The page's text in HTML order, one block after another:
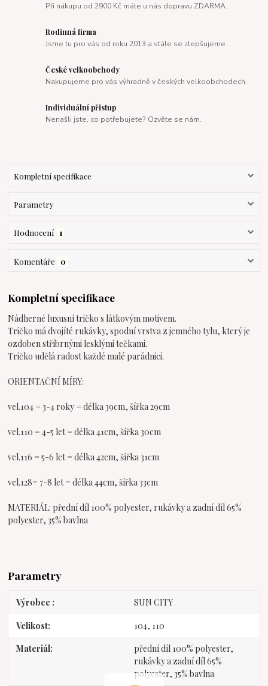
Při nákupu od 2900 Kč máte u nás dopravu ZDARMA.
Rodinná firma
Jsme tu pro vás od roku 2013 a stále se zlepšujeme.
České velkoobchody
Nakupujeme pro vás výhradně v českých velkoobchodech.
Individuální přistup
Nenašli jste, co potřebujete? Ozvěte se nám.
Kompletní specifikace
Parametry
Hodnocení 1
Komentáře 0
Kompletní specifikace
Nádherné luxusní tričko s látkovým motivem.
Tričko má dvojíté rukávky, spodní vrstva z jemného tylu, který je
ozdoben stříbrnými lesklými tečkami.
Tričko udělá radost každé malé parádnici.
ORIENTAČNÍ MÍRY:
vel.104 = 3-4 roky = délka 39cm, šířka 29cm
vel.110 = 4-5 let = délka 41cm, šířka 30cm
vel.116 = 5-6 let = délka 42cm, šířka 31cm
vel.128= 7-8 let = délka 44cm, šířka 33cm
MATERIÁL: přední díl 100% polyester, rukávky a zadní díl 65%
polyester, 35% bavlna
Parametry
Výrobce SUN CITY
Velikost 104, 110
Materiál
přední díl 100% polyester,
rukávky a zadní díl 65%
polyester, 35% bavlna